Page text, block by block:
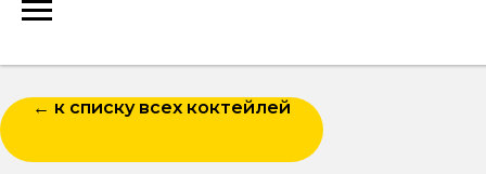
← к списку всех коктейлей